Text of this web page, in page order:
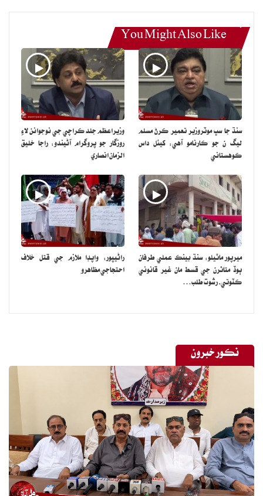
You Might Also Like
سنڌ جا سڀ موٽروزير تعمير ڪرڻ مسلم
ليگ ن جو ڪارنامو آهي: کيئل داس
ڪوهستاني
وزيراعظم جلد ڪراچي جي نوجوانن لاءِ
روزگار جو پروگرام آڻيندو: راجا خليق
الزمان انصاري
ميرپور ماٿيلو: سنڌ بينڪ عملي طرفان
ٻوڏ متاثرن جي قسط مان غير قانوني
ڪٽوتي، رشوت طلب…
راڻيپور: واپڊا ملازم جي قتل خلاف
احتجاجي مظاهرو
نڪور خبرون